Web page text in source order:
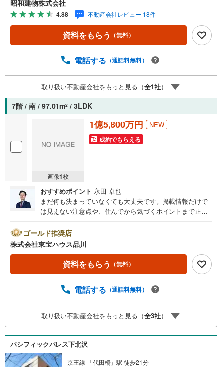
入、買換えには、不安がつきもの。 物件の選定や住宅ロー
ンはもちろん地域密着だからこその情報をお伝え、ご提案
いたします。 お気軽にご相談、ご来社頂ける会社です。
スタッフ一同、心よりお待ちしております。 同じ立地、同
します。 キッズルーム充実・チャイルド-シートの用意もご
りますのでぜひ、お気軽にお問い合わせください。 営業時
間: 9:00 - 20:00
昭和建物株式会社
4.88 不動産会社レビュー 18件
資料をもらう （無料）
電話する （通話料無料）
取り扱い不動産会社をもっと見る（全1社）
7階 / 南 / 97.01m2 / 3LDK
画像1枚
1億5,800万円 NEW
成約でもらえる
おすすめポイント 永田 卓也
まだ何も決まっていなくても大丈夫です。掲載情報だけで
は見えない注意点や、住んでから気づくポイントまで正直
とも包み隠さずお伝えし、「納得して選ぶ」ためのサポー
トを大切にしています。現地でしか分からないリアルな情
報も含めて、一緒に後悔しない住まい探しを進めていきま
しょう。まずはお気軽にご相談ください。【Yahoo！ 不動
産キャンペーン対象店舗】当店で物件を成約するとPayPay
ャンペーン」の対象になります。「資料をもらう」「見学
スライトは出金と譲渡はできません。ご案内・詳細な資料
のご請求はお気軽にどうぞ♪お電話でのお問い合わせも常
時受け付けております！お気軽にお問い合わせください。
ゴールド推奨店
株式会社東宝ハウス品川
資料をもらう （無料）
電話する （通話料無料）
取り扱い不動産会社をもっと見る（全3社）
パシフィックパレス下北沢
京王線 「代田橋」駅 徒歩21分